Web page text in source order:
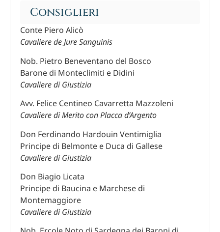
Consiglieri
Conte Piero Alicò
Cavaliere de Jure Sanguinis
Nob. Pietro Beneventano del Bosco
Barone di Monteclimiti e Didini
Cavaliere di Giustizia
Avv. Felice Centineo Cavarretta Mazzoleni
Cavaliere di Merito con Placca d’Argento
Don Ferdinando Hardouin Ventimiglia
Principe di Belmonte e Duca di Gallese
Cavaliere di Giustizia
Don Biagio Licata
Principe di Baucina e Marchese di
Montemaggiore
Cavaliere di Giustizia